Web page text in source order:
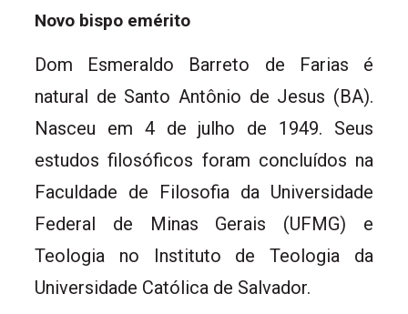
Novo bispo emérito
Dom Esmeraldo Barreto de Farias é
natural de Santo Antônio de Jesus (BA).
Nasceu em 4 de julho de 1949. Seus
estudos filosóficos foram concluídos na
Faculdade de Filosofia da Universidade
Federal de Minas Gerais (UFMG) e
Teologia no Instituto de Teologia da
Universidade Católica de Salvador.